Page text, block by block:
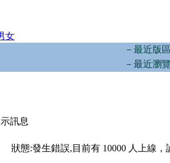
女
－最近版
－最近瀏
訊息
狀態:發生錯誤,目前有 10000 人上線